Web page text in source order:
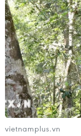
vietnamplus.vn